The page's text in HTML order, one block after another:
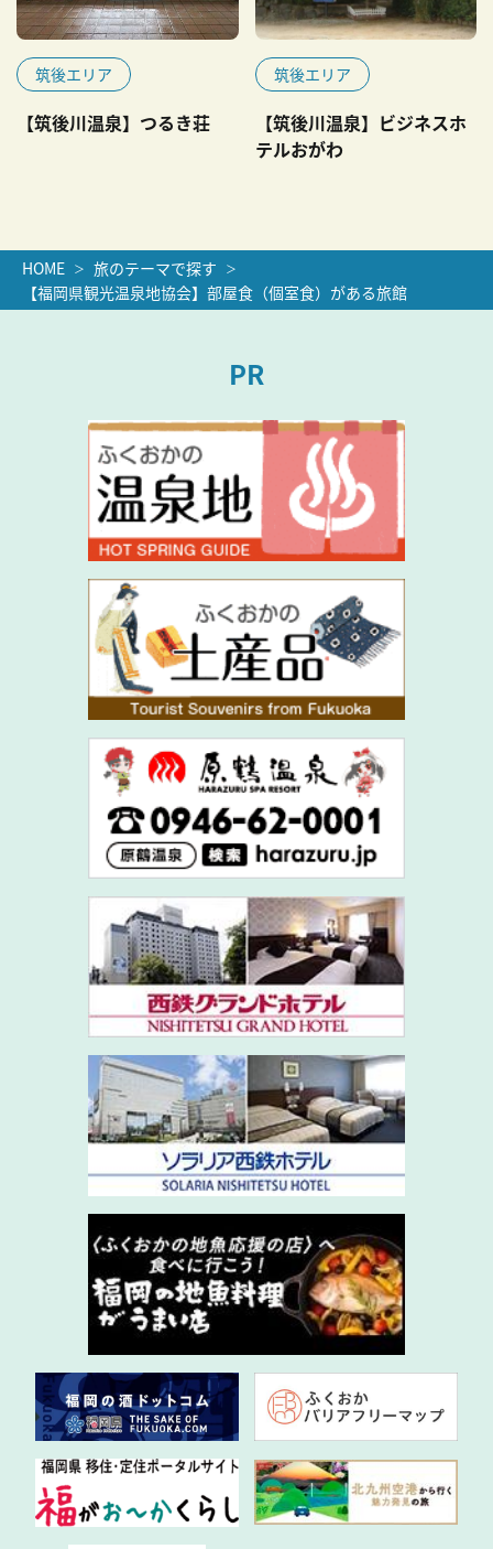
筑後エリア
【筑後川温泉】つるき荘
筑後エリア
【筑後川温泉】ビジネスホ
テルおがわ
HOME
旅のテーマで探す
【福岡県観光温泉地協会】部屋食（個室食）がある旅館
PR